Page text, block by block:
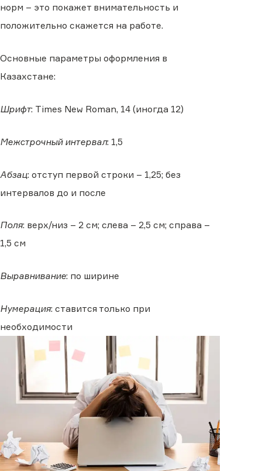
норм – это покажет внимательность и
положительно скажется на работе.
Основные параметры оформления в
Казахстане:
Шрифт: Times New Roman, 14 (иногда 12)
Межстрочный интервал: 1,5
Абзац: отступ первой строки – 1,25; без
интервалов до и после
Поля: верх/низ – 2 см; слева – 2,5 см; справа –
1,5 см
Выравнивание: по ширине
Нумерация: ставится только при
необходимости